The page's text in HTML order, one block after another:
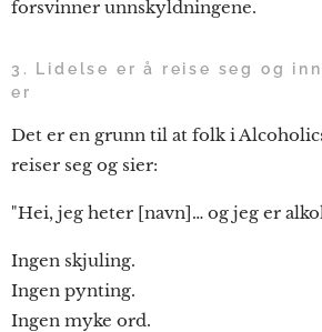
forsvinner unnskyldningene.
3. Lidelse er å reise seg og
er
Det er en grunn til at folk i
reiser seg og sier:
"Hei, jeg heter [navn]… og jeg er
Ingen skjuling.
Ingen pynting.
Ingen myke ord.